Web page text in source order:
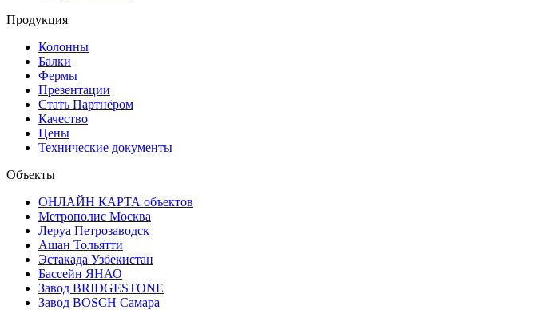
Продукция
Колонны
Балки
Фермы
Презентации
Стать Партнёром
Качество
Цены
Технические документы
Объекты
ОНЛАЙН КАРТА объектов
Метрополис Москва
Леруа Петрозаводск
Ашан Тольятти
Эстакада Узбекистан
Бассейн ЯНАО
Завод BRIDGESTONE
Завод BOSCH Самара